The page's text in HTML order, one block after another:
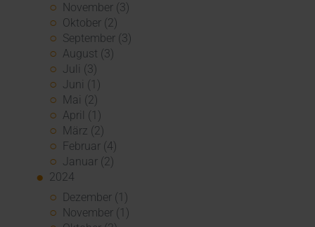
November (3)
Oktober (2)
September (3)
August (3)
Juli (3)
Juni (1)
Mai (2)
April (1)
März (2)
Februar (4)
Januar (2)
2024
Dezember (1)
November (1)